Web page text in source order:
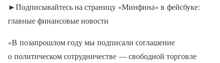
►Подписывайтесь на страницу «Минфина» в фейсбуке:
главные финансовые новости
«В позапрошлом году мы подписали соглашение
о политическом сотрудничестве — свободной торговле